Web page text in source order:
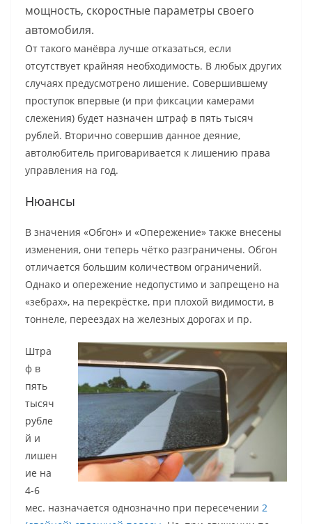
мощность, скоростные параметры своего
автомобиля.
От такого манёвра лучше отказаться, если
отсутствует крайняя необходимость. В любых других
случаях предусмотрено лишение. Совершившему
проступок впервые (и при фиксации камерами
слежения) будет назначен штраф в пять тысяч
рублей. Вторично совершив данное деяние,
автолюбитель приговаривается к лишению права
управления на год.
Нюансы
В значения «Обгон» и «Опережение» также внесены
изменения, они теперь чётко разграничены. Обгон
отличается большим количеством ограничений.
Однако и опережение недопустимо и запрещено на
«зебрах», на перекрёстке, при плохой видимости, в
тоннеле, переездах на железных дорогах и пр.
Штра
ф в
пять
тысяч
рубле
й и
лишен
ие на
4-6
мес. назначается однозначно при пересечении 2